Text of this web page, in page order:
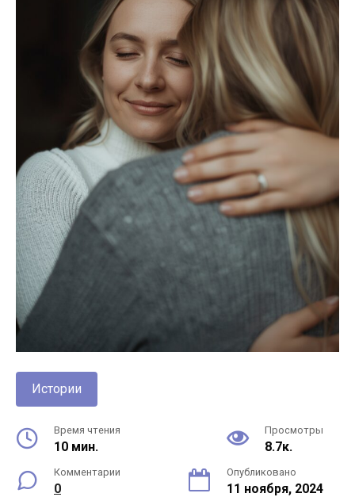
Истории
Время чтения
10 мин.
Просмотры
8.7к.
Комментарии
0
Опубликовано
11 ноября, 2024